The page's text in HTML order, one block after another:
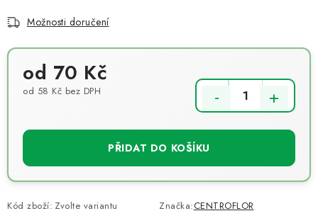
Možnosti doručení
od 70 Kč
od 58 Kč bez DPH
PŘIDAT DO KOŠÍKU
Kód zboží: Zvolte variantu Značka:CENTROFLOR